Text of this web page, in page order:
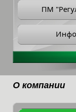
ПМ
О компании